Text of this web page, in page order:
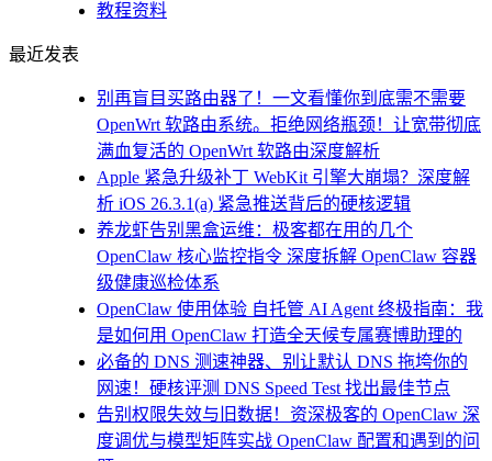
教程资料
最近发表
别再盲目买路由器了！一文看懂你到底需不需要
OpenWrt 软路由系统。拒绝网络瓶颈！让宽带彻底
满血复活的 OpenWrt 软路由深度解析
Apple 紧急升级补丁 WebKit 引擎大崩塌？深度解
析 iOS 26.3.1(a) 紧急推送背后的硬核逻辑
养龙虾告别黑盒运维：极客都在用的几个
OpenClaw 核心监控指令 深度拆解 OpenClaw 容器
级健康巡检体系
OpenClaw 使用体验 自托管 AI Agent 终极指南：我
是如何用 OpenClaw 打造全天候专属赛博助理的
必备的 DNS 测速神器、别让默认 DNS 拖垮你的
网速！硬核评测 DNS Speed Test 找出最佳节点
告别权限失效与旧数据！资深极客的 OpenClaw 深
度调优与模型矩阵实战 OpenClaw 配置和遇到的问